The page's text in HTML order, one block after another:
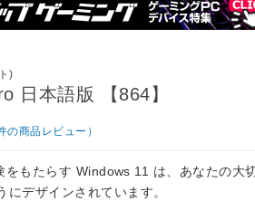
)
日本語版 【864】
の商品レビュー）
をもたらす Windows 11 は、あなたの大
にデザインされています。